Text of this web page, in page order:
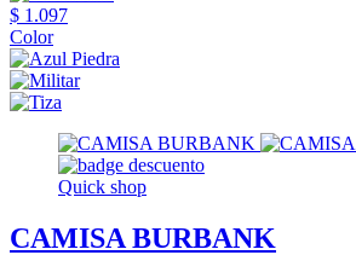
$ 1.097
Color
Quick shop
CAMISA BURBANK